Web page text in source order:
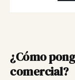
¿Cómo
comercial?